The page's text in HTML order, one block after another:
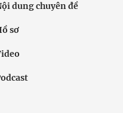
dung chuyên đề
sơ